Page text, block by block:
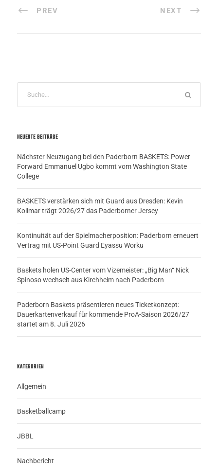
PREV NEXT
NEUESTE BEITRÄGE
Nächster Neuzugang bei den Paderborn BASKETS: Power
Forward Emmanuel Ugbo kommt vom Washington State
College
BASKETS verstärken sich mit Guard aus Dresden: Kevin
Kollmar trägt 2026/27 das Paderborner Jersey
Kontinuität auf der Spielmacherposition: Paderborn erneuert
Vertrag mit US-Point Guard Eyassu Worku
Baskets holen US-Center vom Vizemeister: „Big Man“ Nick
Spinoso wechselt aus Kirchheim nach Paderborn
Paderborn Baskets präsentieren neues Ticketkonzept:
Dauerkartenverkauf für kommende ProA-Saison 2026/27
startet am 8. Juli 2026
KATEGORIEN
Allgemein
Basketballcamp
JBBL
Nachbericht